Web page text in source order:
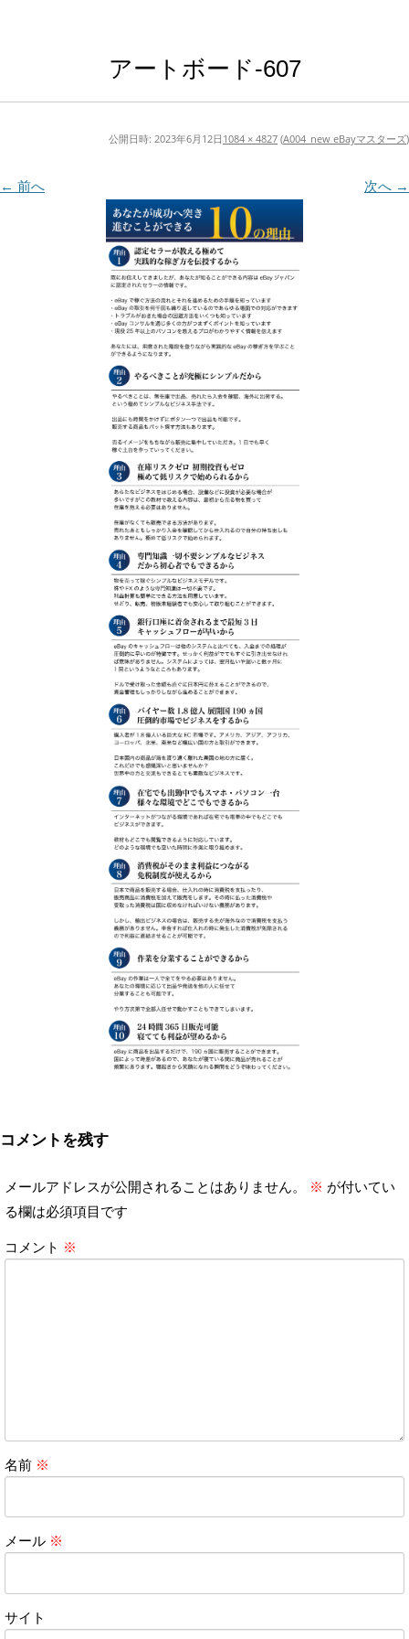
アートボード-607
公開日時: 2023年6月12日 1084 × 4827 (A004_new eBayマスターズ)
← 前へ 次へ →
コメントを残す
メールアドレスが公開されることはありません。 ※ が付いてい
る欄は必須項目です
コメント ※
名前 ※
メール ※
サイト